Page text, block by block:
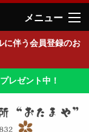
メニュー
に伴う会員登録のお
レゼント中！